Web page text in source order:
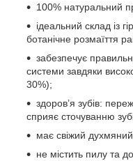
100% натуральний
ідеальний склад із
ботанічне розмаїття
забезпечує
системи завдяки
30%);
здоров’я зубів:
сприяє сточуванню
має свіжий
не містить пилу та